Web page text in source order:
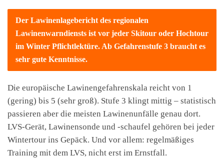
Der Lawinenlagebericht des regionalen
Lawinenwarndiensts ist vor jeder Skitour oder Hochtour
im Winter Pflichtlektüre. Ab Gefahrenstufe 3 braucht es
sehr gute Kenntnisse.
Die europäische Lawinengefahrenskala reicht von 1
(gering) bis 5 (sehr groß). Stufe 3 klingt mittig – statistisch
passieren aber die meisten Lawinenunfälle genau dort.
LVS-Gerät, Lawinensonde und -schaufel gehören bei jeder
Wintertour ins Gepäck. Und vor allem: regelmäßiges
Training mit dem LVS, nicht erst im Ernstfall.